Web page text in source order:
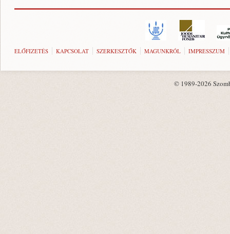
ELŐFIZETÉS KAPCSOLAT SZERKESZTŐK MAGUNKRÓL IMPRESSZUM
© 1989-2026